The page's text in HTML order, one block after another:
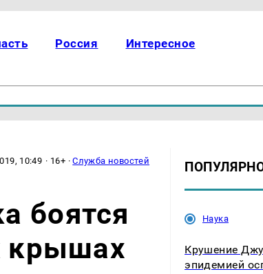
Россия Интересное
10:49 · 16+ ·Служба новостей
боятся
крышах
Наука
Крушение
эпидемией